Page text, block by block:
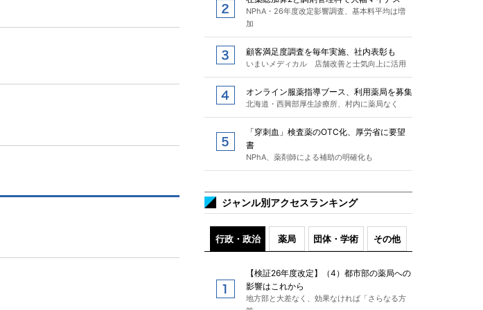
NPhA・26年度改定影響調査、基本料平均は増
加
顧客満足度調査を毎年実施、社内表彰も
いまいメディカル 店舗改善と士気向上に活用
オンライン服薬指導ブース、利用薬局を募集
北海道・西興部厚生診療所、村内に薬局なく
「穿刺血」検査薬のOTC化、厚労省に要望
書
NPhA、薬剤師による補助の明確化も
ジャンル別アクセスランキング
行政・政治 薬局 団体・学術 その他
【検証26年度改定】（4）都市部の薬局への
影響はこれから
地方部と大差なく、効果なければ「さらなる方